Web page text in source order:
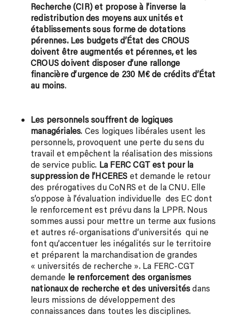
Recherche (CIR) et propose à l’inverse la
redistribution des moyens aux unités et
établissements sous forme de dotations
pérennes. Les budgets d’État des CROUS
doivent être augmentés et pérennes, et les
CROUS doivent disposer d’une rallonge
financière d’urgence de 230 M€ de crédits d’État
au moins.
Les personnels souffrent de logiques
managériales. Ces logiques libérales usent les
personnels, provoquent une perte du sens du
travail et empêchent la réalisation des missions
de service public. La FERC CGT est pour la
suppression de l’HCERES et demande le retour
des prérogatives du CoNRS et de la CNU. Elle
s’oppose à l’évaluation individuelle des EC dont
le renforcement est prévu dans la LPPR. Nous
sommes aussi pour mettre un terme aux fusions
et autres ré-organisations d’universités qui ne
font qu’accentuer les inégalités sur le territoire
et préparent la marchandisation de grandes
« universités de recherche ». La FERC-CGT
demande le renforcement des organismes
nationaux de recherche et des universitésdans
leurs missions de développement des
connaissances dans toutes les disciplines.